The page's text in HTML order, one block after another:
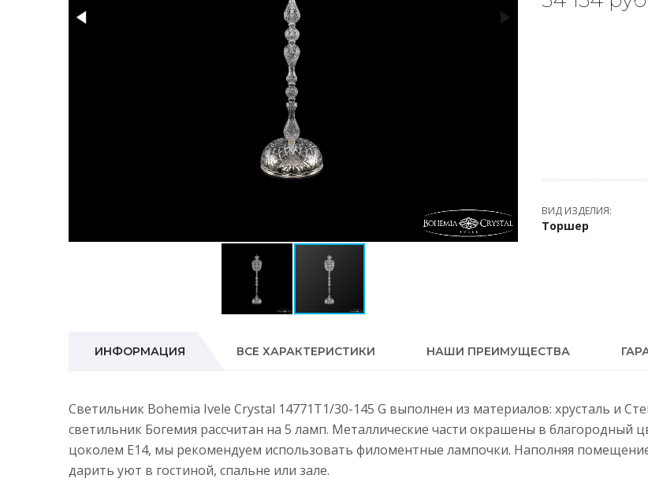
ВИД ИЗДЕЛИЯ:
Торшер
ИНФОРМАЦИЯ ВСЕ ХАРАКТЕРИСТИКИ НАШИ ПРЕИМУЩЕСТВА
Светильник Bohemia Ivele Crystal 14771T1/30-145 G выполнен из материалов: хрусталь и
светильник Богемия рассчитан на 5 ламп. Металлические части окрашены в благородный
цоколем E14, мы рекомендуем использовать филоментные лампочки. Наполняя
дарить уют в гостиной, спальне или зале.